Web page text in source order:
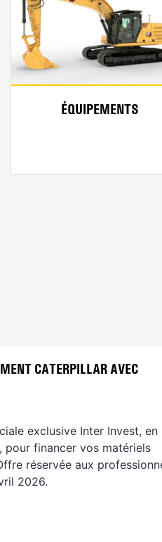
ÉQUIPEMENTS
CATERPILLAR AVEC
exclusive Inter Invest, en
pour financer vos matériels
réservée aux
2026.